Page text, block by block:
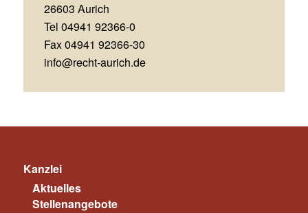
26603 Aurich
Tel 04941 92366-0
Fax 04941 92366-30
info@recht-aurich.de
Kanzlei
Aktuelles
Stellenangebote